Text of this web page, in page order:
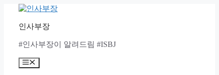
content인사부장
#인사부장이 알려드림 #ISBJ
Menu